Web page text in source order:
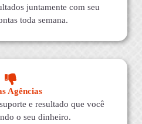
juntamente com seu
toda semana.
Agências
e resultado que você
o seu dinheiro.